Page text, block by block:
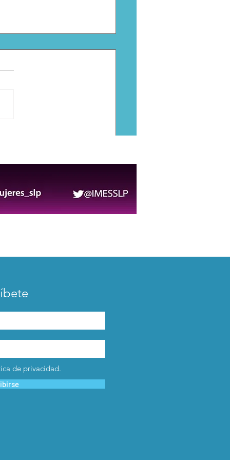
de privacidad.